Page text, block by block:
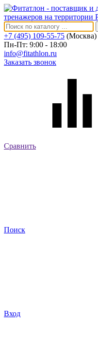
+7 (495) 109-55-75 (Москва)
Пн-Пт: 9:00 - 18:00
info@fitathlon.ru
Заказать звонок
Сравнить
Поиск
Вход